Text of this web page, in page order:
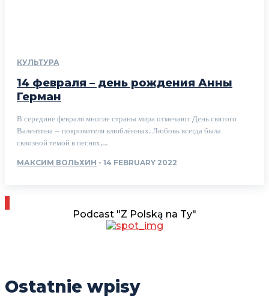
КУЛЬТУРА
14 февраля – день рождения Анны
Герман
В середине февраля многие страны мира отмечают День святого
Валентина – покровителя влюблённых. Любовь всегда была
сквозной темой в песнях,...
МАКСИМ ВОЛЬХИН - 14 FEBRUARY 2022
Podcast "Z Polską na Ty"
Ostatnie wpisy